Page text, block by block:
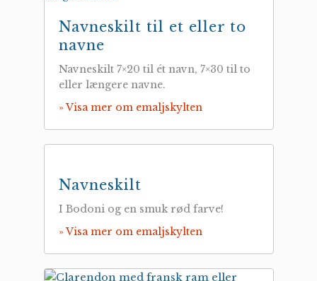
Navneskilt til et eller to
navne
Navneskilt 7×20 til ét navn, 7×30 til to
eller længere navne.
» Visa mer om emaljskylten
Navneskilt
I Bodoni og en smuk rød farve!
» Visa mer om emaljskylten